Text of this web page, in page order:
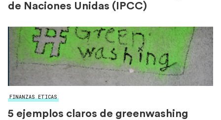
de Naciones Unidas (IPCC)
FINANZAS ETICAS
5 ejemplos claros de greenwashing